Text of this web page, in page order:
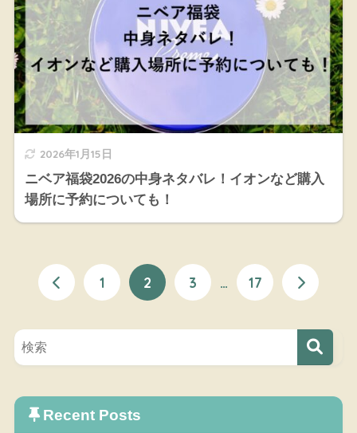
2026年1月15日
ニベア福袋2026の中身ネタバレ！イオンなど購入
場所に予約についても！
1 2 3 … 17
Recent Posts